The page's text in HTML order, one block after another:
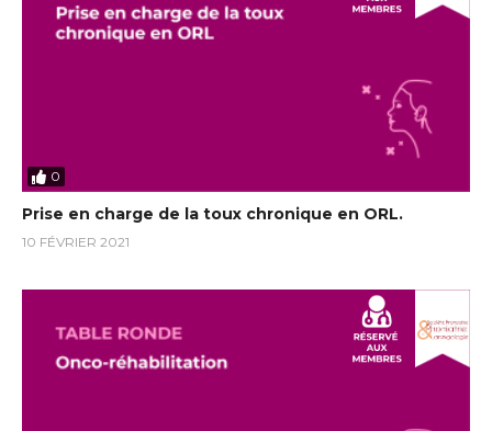
0
Prise en charge de la toux chronique en ORL.
10 FÉVRIER 2021